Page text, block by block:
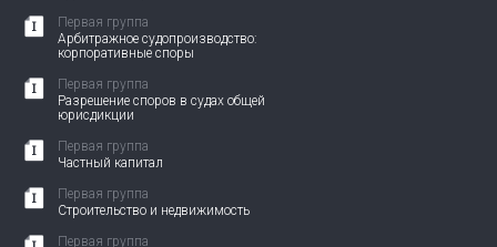
Первая группа
Арбитражное судопроизводство:
корпоративные споры
Первая группа
Разрешение споров в судах общей
юрисдикции
Первая группа
Частный капитал
Первая группа
Строительство и недвижимость
Первая группа